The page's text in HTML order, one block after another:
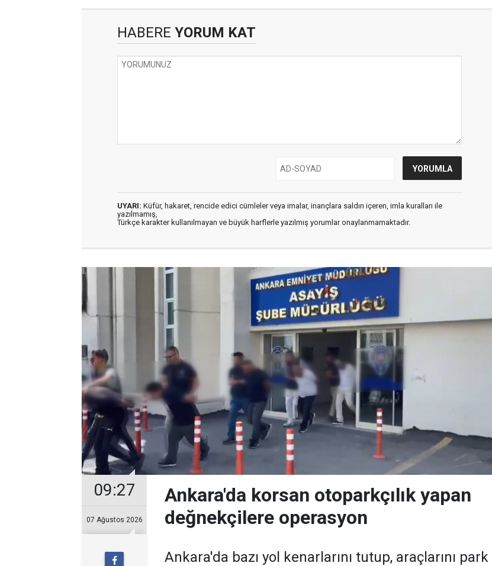
HABERE YORUM KAT
UYARI: Küfür, hakaret, rencide edici cümleler veya imalar, inançlara saldırı içeren, imla kuralları ile
yazılmamış,
Türkçe karakter kullanılmayan ve büyük harflerle yazılmış yorumlar onaylanmamaktadır.
09:27
07 Ağustos 2026
Ankara'da korsan otoparkçılık yapan
değnekçilere operasyon
Ankara'da bazı yol kenarlarını tutup, araçlarını park